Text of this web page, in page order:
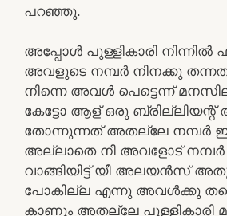
പറഞ്ഞു.
അപ്പോൾ പുള്ളികാരി നിന്നിൽ
അവളുടെ നമ്പർ നിനക്കു
നിന്നെ അവൾ പെട്ടെന്ന്
കേട്ടോ ആള് ഒരു
തോന്നുന്നത് അതല്ലേ നമ്പർ
അല്ലാതെ നീ അവളോട് നമ്പർ
വാങ്ങിയിട്ട് യീ അലയൻസ് അതു
പോകില്ല എന്നു അവൾക്കു
കാണും അതല്ലേ